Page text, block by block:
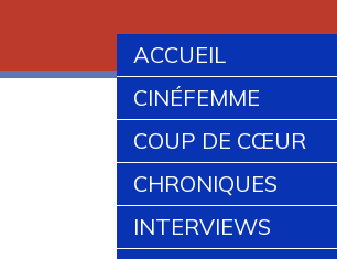
ACCUEIL
CINÉFEMME
COUP DE CŒUR
CHRONIQUES
INTERVIEWS